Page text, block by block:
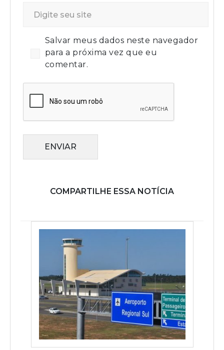
Salvar meus dados neste navegador
para a próxima vez que eu
comentar.
ENVIAR
COMPARTILHE ESSA NOTÍCIA